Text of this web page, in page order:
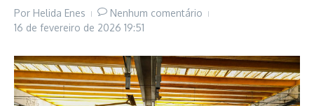
Por Helida Enes
Nenhum comentário
16 de fevereiro de 2026 19:51